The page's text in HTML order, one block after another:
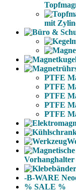
mit
PTFE
PTFE
PTFE
PTFE
PTFE
Vorhanghalter
-B-WARE
% SALE %